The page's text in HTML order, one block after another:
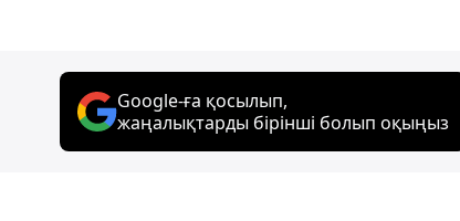
Google-ға қосылып,
жаңалықтарды бірінші болып оқыңыз